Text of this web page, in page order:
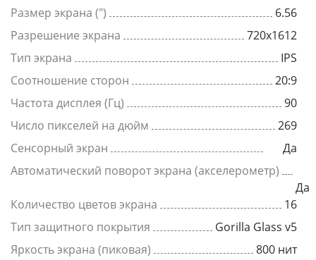
Размер экрана (")
6.56
Разрешение экрана
720x1612
Тип экрана
IPS
Соотношение сторон
20:9
Частота дисплея (Гц)
90
Число пикселей на дюйм
269
Сенсорный экран
Да
Автоматический поворот экрана (акселерометр)
Да
Количество цветов экрана
16
Тип защитного покрытия
Gorilla Glass v5
Яркость экрана (пиковая)
800 нит